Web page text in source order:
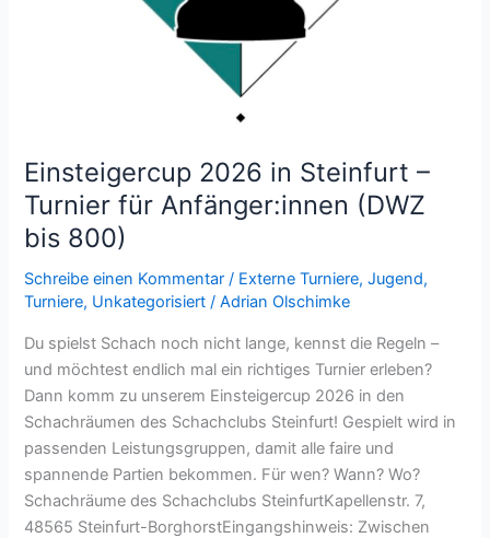
Einsteigercup 2026 in Steinfurt –
Turnier für Anfänger:innen (DWZ
bis 800)
Schreibe einen Kommentar / Externe Turniere,Jugend,
Turniere, Unkategorisiert /Adrian Olschimke
Du spielst Schach noch nicht lange, kennst die Regeln –
und möchtest endlich mal ein richtiges Turnier erleben?
Dann komm zu unserem Einsteigercup 2026 in den
Schachräumen des Schachclubs Steinfurt! Gespielt wird in
passenden Leistungsgruppen, damit alle faire und
spannende Partien bekommen. Für wen? Wann? Wo?
Schachräume des Schachclubs SteinfurtKapellenstr. 7,
48565 Steinfurt-BorghorstEingangshinweis: Zwischen